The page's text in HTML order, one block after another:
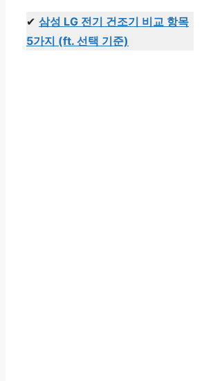
✔ 삼성 LG 전기 건조기 비교 항목
5가지 (ft. 선택 기준)